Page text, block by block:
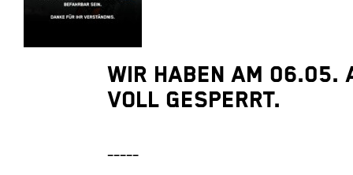
SERVICE & ZUBEHÖR
Wir haben am
voll gesperrt.
_____